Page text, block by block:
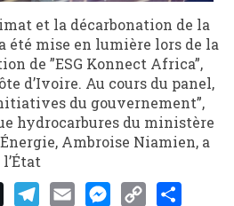
et la décarbonation de la
été mise en lumière lors de la
de ”ESG Konnect Africa”,
d’Ivoire. Au cours du panel,
du gouvernement”,
hydrocarbures du ministère
Ambroise Niamien, a